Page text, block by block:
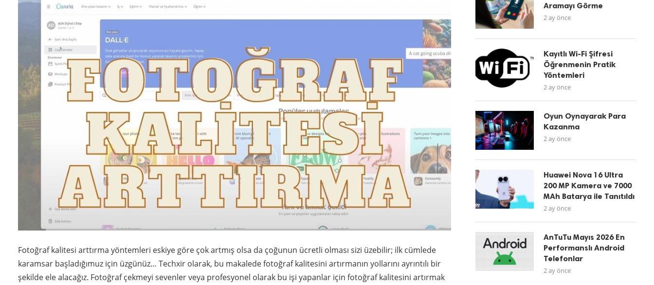
Fotoğraf kalitesi arttırma yöntemleri eskiye göre çok artmış olsa da çoğunun ücretli olması sizi üzebilir; ilk cümlede
karamsar başladığımuz için üzgünüz… Techxir olarak, bu makalede fotoğraf kalitesini artırmanın yollarını ayrıntılı bir
şekilde ele alacağız. Fotoğraf çekmeyi sevenler veya profesyonel olarak bu işi yapanlar için fotoğraf kalitesini artırmak
Aramayı Görme
2 ay önce
Kayıtlı Wi-Fi Şifresi
Öğrenmenin Pratik
Yöntemleri
2 ay önce
Oyun Oynayarak Para
Kazanma
2 ay önce
Huawei Nova 16 Ultra
200 MP Kamera ve 7000
MAh Batarya ile Tanıtıldı
2 ay önce
AnTuTu Mayıs 2026 En
Performanslı Android
Telefonlar
2 ay önce